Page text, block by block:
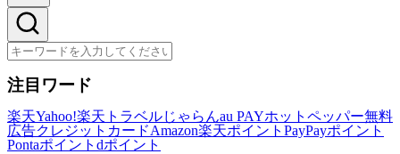
注目ワード
楽天Yahoo!楽天トラベルじゃらんau PAYホットペッパー無料
広告クレジットカードAmazon楽天ポイント PayPayポイント
Pontaポイント dポイント